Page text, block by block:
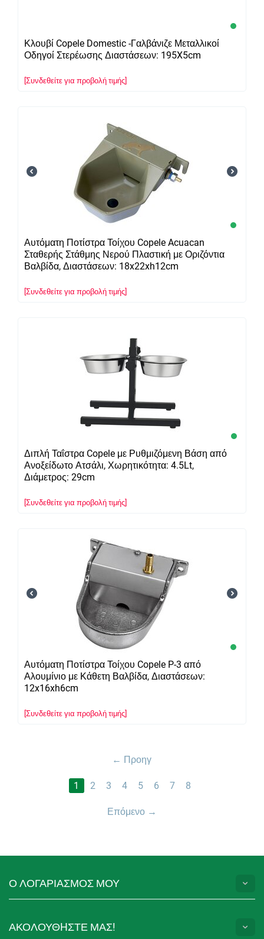
Κλουβί Copele Domestic -Γαλβάνιζε Μεταλλικοί
Οδηγοί Στερέωσης Διαστάσεων: 195X5cm
[Συνδεθείτε για προβολή τιμής]
Αυτόματη Ποτίστρα Τοίχου Copele Acuacan
Σταθερής Στάθμης Νερού Πλαστική με Οριζόντια
Βαλβίδα, Διαστάσεων: 18x22xh12cm
[Συνδεθείτε για προβολή τιμής]
Διπλή Ταΐστρα Copele με Ρυθμιζόμενη Βάση από
Ανοξείδωτο Ατσάλι, Χωρητικότητα: 4.5Lt,
Διάμετρος: 29cm
[Συνδεθείτε για προβολή τιμής]
Αυτόματη Ποτίστρα Τοίχου Copele P-3 από
Αλουμίνιο με Κάθετη Βαλβίδα, Διαστάσεων:
12x16xh6cm
[Συνδεθείτε για προβολή τιμής]
Προηγ
1 2 3 4 5 6 7 8
Επόμενο
Ο ΛΟΓΑΡΙΑΣΜΟΣ ΜΟΥ
ΑΚΟΛΟΥΘHΣΤΕ ΜΑΣ!